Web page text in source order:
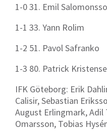
1-0 31. Emil
1-1 33. Yann Rolim
1-2 51. Pavol Safranko
1-3 80. Patrick
IFK Göteborg: Erik
Calisir, Sebastian
August Erlingmark,
Omarsson, Tobias